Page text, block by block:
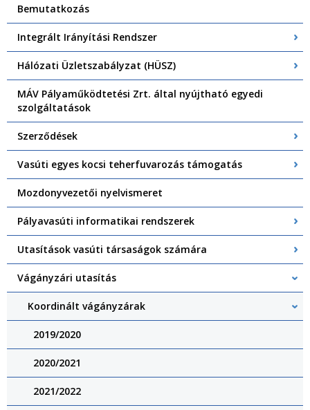
Bemutatkozás
Integrált Irányítási Rendszer
Hálózati Üzletszabályzat (HÜSZ)
MÁV Pályaműködtetési Zrt. által nyújtható egyedi
szolgáltatások
Szerződések
Vasúti egyes kocsi teherfuvarozás támogatás
Mozdonyvezetői nyelvismeret
Pályavasúti informatikai rendszerek
Utasítások vasúti társaságok számára
Vágányzári utasítás
Koordinált vágányzárak
2019/2020
2020/2021
2021/2022